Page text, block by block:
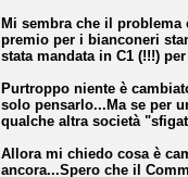
Mi sembra che il
premio per i bianconeri
stata mandata in C1 (!!!)
Purtroppo niente è
solo pensarlo...Ma se per
qualche altra società
Allora mi chiedo cosa è
ancora...Spero che il